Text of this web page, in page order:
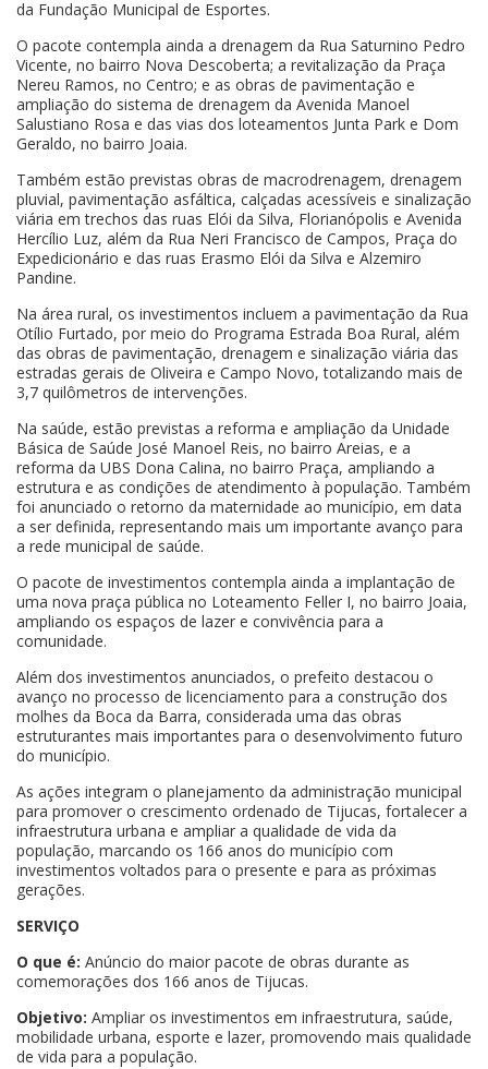
da Fundação Municipal de Esportes.
O pacote contempla ainda a drenagem da Rua Saturnino Pedro
Vicente, no bairro Nova Descoberta; a revitalização da Praça
Nereu Ramos, no Centro; e as obras de pavimentação e
ampliação do sistema de drenagem da Avenida Manoel
Salustiano Rosa e das vias dos loteamentos Junta Park e Dom
Geraldo, no bairro Joaia.
Também estão previstas obras de macrodrenagem, drenagem
pluvial, pavimentação asfáltica, calçadas acessíveis e sinalização
viária em trechos das ruas Elói da Silva, Florianópolis e Avenida
Hercílio Luz, além da Rua Neri Francisco de Campos, Praça do
Expedicionário e das ruas Erasmo Elói da Silva e Alzemiro
Pandine.
Na área rural, os investimentos incluem a pavimentação da Rua
Otílio Furtado, por meio do Programa Estrada Boa Rural, além
das obras de pavimentação, drenagem e sinalização viária das
estradas gerais de Oliveira e Campo Novo, totalizando mais de
3,7 quilômetros de intervenções.
Na saúde, estão previstas a reforma e ampliação da Unidade
Básica de Saúde José Manoel Reis, no bairro Areias, e a
reforma da UBS Dona Calina, no bairro Praça, ampliando a
estrutura e as condições de atendimento à população. Também
foi anunciado o retorno da maternidade ao município, em data
a ser definida, representando mais um importante avanço para
a rede municipal de saúde.
O pacote de investimentos contempla ainda a implantação de
uma nova praça pública no Loteamento Feller I, no bairro Joaia,
ampliando os espaços de lazer e convivência para a
comunidade.
Além dos investimentos anunciados, o prefeito destacou o
avanço no processo de licenciamento para a construção dos
molhes da Boca da Barra, considerada uma das obras
estruturantes mais importantes para o desenvolvimento futuro
do município.
As ações integram o planejamento da administração municipal
para promover o crescimento ordenado de Tijucas, fortalecer a
infraestrutura urbana e ampliar a qualidade de vida da
população, marcando os 166 anos do município com
investimentos voltados para o presente e para as próximas
gerações.
SERVIÇO
O que é: Anúncio do maior pacote de obras durante as
comemorações dos 166 anos de Tijucas.
Objetivo: Ampliar os investimentos em infraestrutura, saúde,
mobilidade urbana, esporte e lazer, promovendo mais qualidade
de vida para a população.